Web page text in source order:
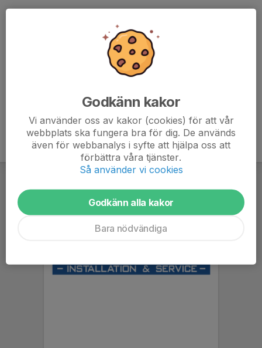
Godkänn kakor
Vi använder oss av kakor (cookies) för att vår
webbplats ska fungera bra för dig. De används
även för webbanalys i syfte att hjälpa oss att
förbättra våra tjänster.
Så använder vi cookies
Godkänn alla kakor
Bara nödvändiga